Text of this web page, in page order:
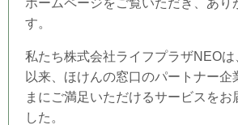
ホームページをご覧いただき、あり
す。
私たち株式会社ライフプラザNEO
以来、ほけんの窓口のパートナー企
まにご満足いただけるサービスをお
した。